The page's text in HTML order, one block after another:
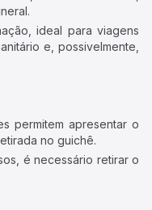
ideal para viagens
e, possivelmente,
permitem apresentar o
no guichê.
é necessário retirar o